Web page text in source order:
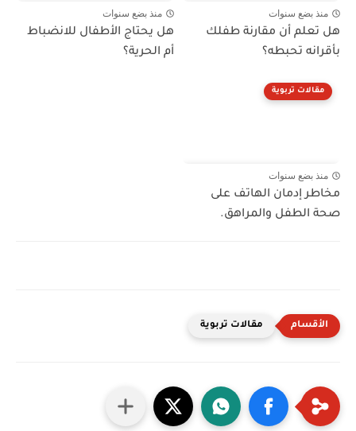
منذ بضع سنوات
هل تعلم أن مقارنة طفلك
بأقرانه تحبطه؟
منذ بضع سنوات
هل يحتاج الأطفال للانضباط
أم الحرية؟
مقالات تربوية
منذ بضع سنوات
مخاطر إدمان الهاتف على
صحة الطفل والمراهق.
مقالات تربوية